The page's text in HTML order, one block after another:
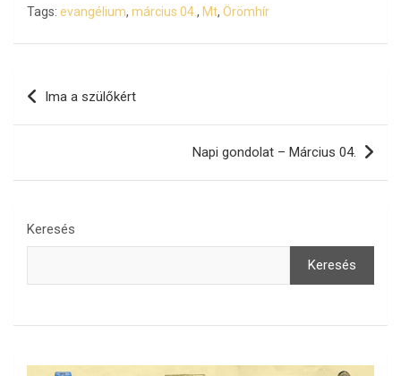
Tags: evangélium, március 04., Mt, Örömhír
Bejegyzés
navigáció
Ima a szülőkért
Napi gondolat – Március 04.
Keresés
Keresés